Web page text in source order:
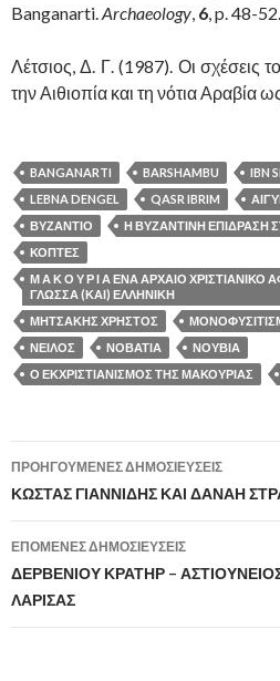
Banganarti.Archaeology, 6, p. 48-52.
Λέτσιος, Δ. Γ. (1987). Οι σχέσεις
την Αιθιοπία και τη νότια Αραβία
BANGANARTI BARSHAMBU
IBN
LEBNA DENGEL
QASR IBRIM
ΒΥΖΑΝΤΙΟ
Η ΒΥΖΑΝΤΙΝΗ ΕΠΙΔΡΑΣΗ
ΚΟΠΤΕΣ
Μ Α Κ Ο Υ Ρ Ι Α ΕΝΑ ΑΡΧΑΙΟ ΧΡΙΣΤΙΑΝΙΚΟ
ΓΛΩΣΣΑ (ΚΑΙ) ΕΛΛΗΝΙΚΗ
ΜΗΤΣΑΚΗΣ ΧΡΗΣΤΟΣ
ΝΕΙΛΟΣ
ΝΟΒΑΤΙΑ
ΝΟΥΒΙΑ
Ο ΕΚΧΡΙΣΤΙΑΝΙΣΜΟΣ ΤΗΣ ΜΑΚΟΥΡΙΑΣ
Πλοήγηση
άρθρων
ΠΡΟΗΓΟΎΜΕΝΕΣ ΔΗΜΟΣΙΕΎΣΕΙΣ
ΚΩΣΤΑΣ ΓΙΑΝΝΙΔΗΣ ΚΑΙ ΔΑΝΑΗ
ΕΠΌΜΕΝΕΣ ΔΗΜΟΣΙΕΎΣΕΙΣ
ΔΕΡΒΕΝΙΟΥ ΚΡΑΤΗΡ –
ΛΑΡΙΣΑΣ